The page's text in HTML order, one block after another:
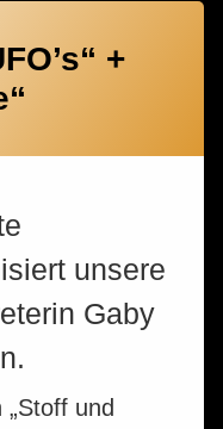
+
unsere
Gaby
und